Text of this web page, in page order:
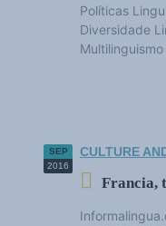
Políticas
Diversidade
SEP
2016
CULTURE
Francia,